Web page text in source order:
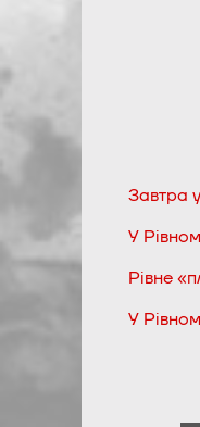
Завтра
У
Рівне
У